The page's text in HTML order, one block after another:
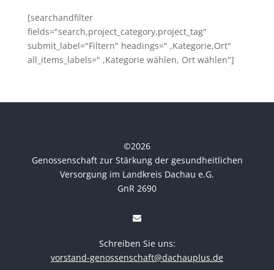
[searchandfilter
fields="search,project_category,project_tag"
submit_label="Filtern" headings=" ,Kategorie,Ort"
all_items_labels=" ,Kategorie wählen, Ort wählen"]
©2026
Genossenschaft zur Stärkung der gesundheitlichen
Versorgung im Landkreis Dachau e.G.
GnR 2690
Schreiben Sie uns:
vorstand-genossenschaft@dachauplus.de